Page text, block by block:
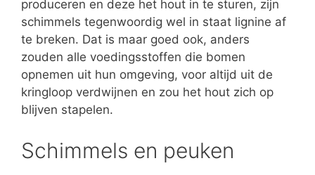
produceren en deze het hout in te sturen, zijn
schimmels tegenwoordig wel in staat lignine af
te breken. Dat is maar goed ook, anders
zouden alle voedingsstoffen die bomen
opnemen uit hun omgeving, voor altijd uit de
kringloop verdwijnen en zou het hout zich op
blijven stapelen.
Schimmels en peuken